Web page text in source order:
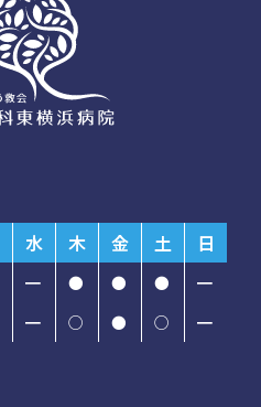
水 木 金 土 日
━ ● ● ●
━
━ ○ ● ○ ━